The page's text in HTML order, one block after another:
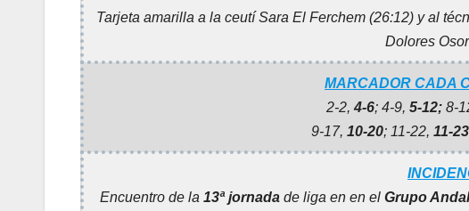
Tarjeta amarilla a la ceutí Sara El Ferchem (26:12) y al
Dolores
MARCADOR CADA
2-2,4-6; 4-9, 5-12; 8-
9-17, 10-20; 11-22, 11-23
Encuentro de la 13ª jornadade liga en en el Grupo